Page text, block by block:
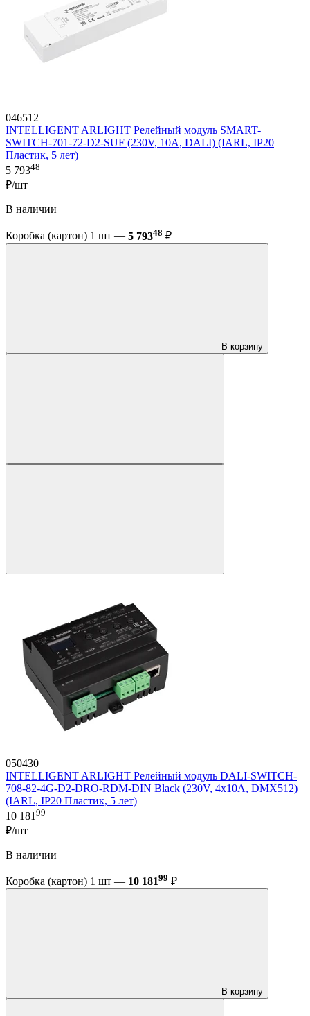
046512
INTELLIGENT ARLIGHT Релейный модуль SMART-
SWITCH-701-72-D2-SUF (230V, 10A, DALI) (IARL, IP20
Пластик, 5 лет)
5 79348
₽/шт
В наличии
Коробка (картон) 1 шт — 5 79348 ₽
В корзину
050430
INTELLIGENT ARLIGHT Релейный модуль DALI-SWITCH-
708-82-4G-D2-DRO-RDM-DIN Black (230V, 4x10A, DMX512)
(IARL, IP20 Пластик, 5 лет)
10 181 99
₽/шт
В наличии
Коробка (картон) 1 шт — 10 18199 ₽
В корзину